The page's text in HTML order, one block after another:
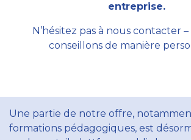
entreprise.
N’hésitez pas à nous contacter
conseillons de manière
Une partie de notre offre,
formations pédagogiques, est